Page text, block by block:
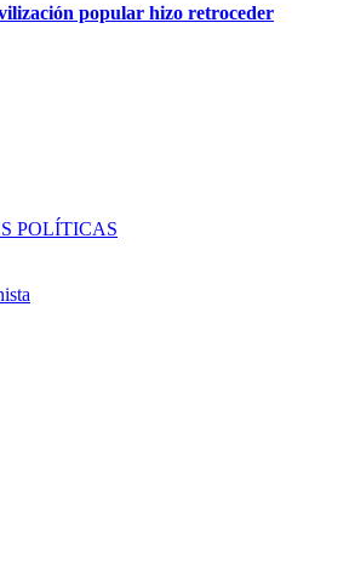
popular hizo retroceder
POLÍTICAS